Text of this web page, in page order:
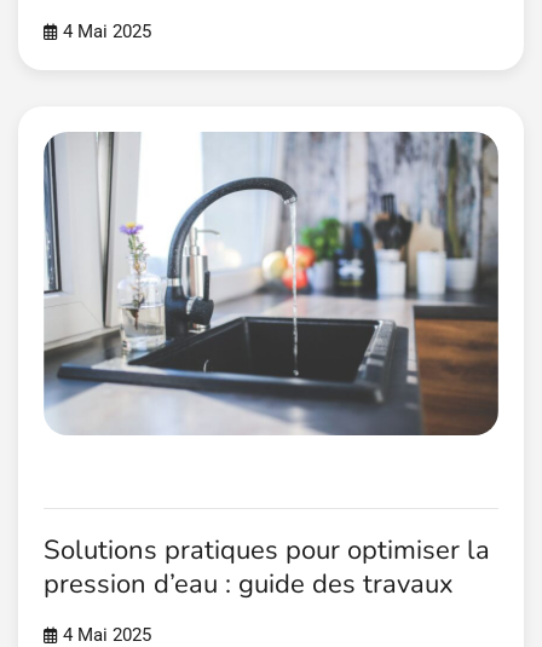
4 Mai 2025
Solutions pratiques pour optimiser la
pression d’eau : guide des travaux
4 Mai 2025